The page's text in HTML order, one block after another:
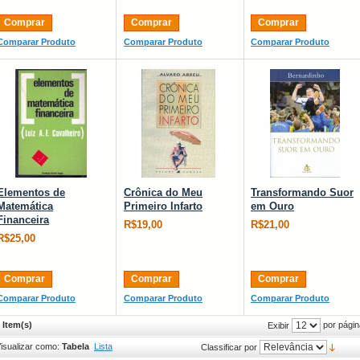
Comprar
Produto
Comprar
Comparar Produto
Comprar
Comparar Produto
de
Comprar
Produto
Crônica do Meu
Primeiro Infarto
R$19,00
Comprar
Comparar Produto
Transformando Suor
em Ouro
R$21,00
Comprar
Comparar Produto
Item(s) Exibir por
como: Tabela Lista Classificar por